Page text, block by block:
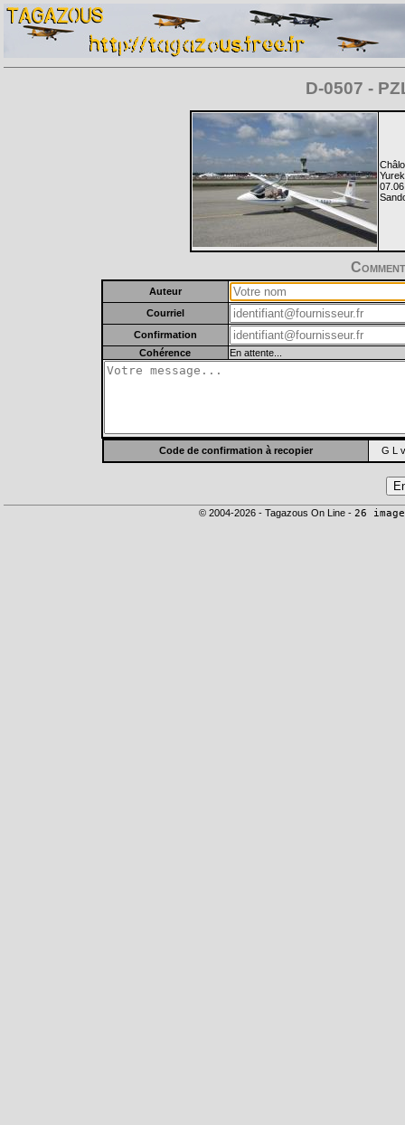
D-0507 -
Auteur
Courriel
Confirmation
Cohérence
En attente...
Code de confirmation à recopier G L
© 2004-2026 - Tagazous On Line - 26